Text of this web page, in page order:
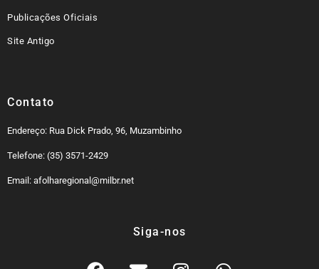
Publicações Oficiais
Site Antigo
Contato
Endereço: Rua Dick Prado, 96, Muzambinho
Telefone: (35) 3571-2429
Email: afolharegional@milbr.net
Siga-nos